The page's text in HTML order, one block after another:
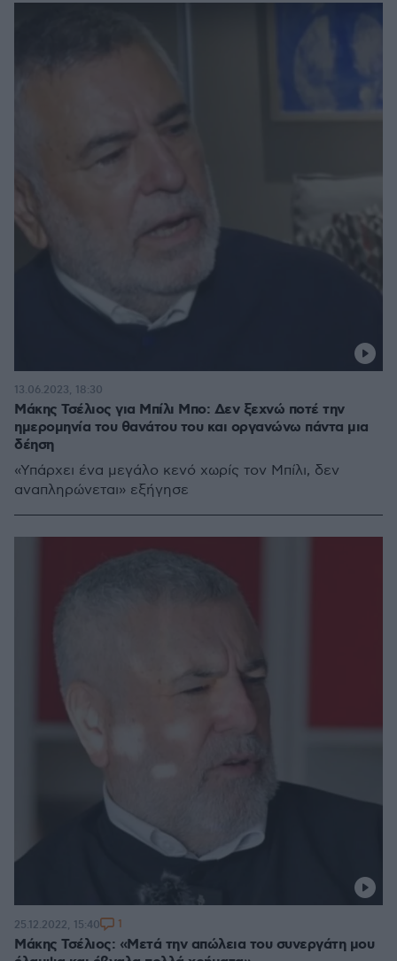
Μάκης Τσέλιος για Μπίλι Μπο: Δεν ξεχνώ ποτέ την
ημερομηνία του θανάτου του και οργανώνω πάντα μια
δέηση
«Υπάρχει ένα μεγάλο κενό χωρίς τον Μπίλι, δεν
αναπληρώνεται» εξήγησε
13.06.2023, 18:30
Μάκης Τσέλιος: «Μετά την απώλεια του συνεργάτη μου
25.12.2022, 15:40 1